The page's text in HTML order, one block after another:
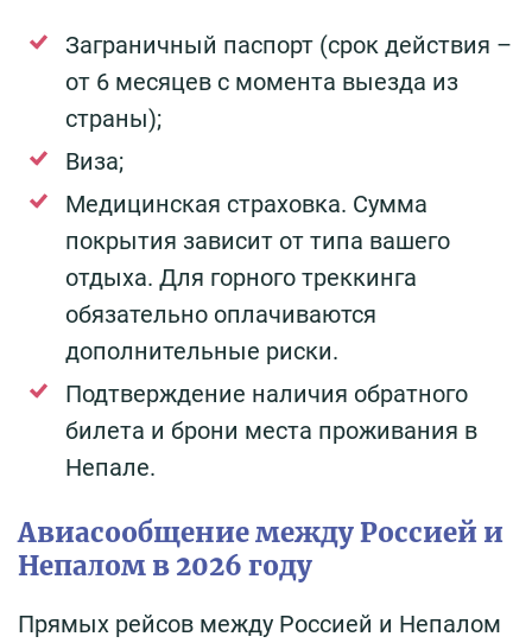
Заграничный паспорт (срок действия –
от 6 месяцев с момента выезда из
страны);
Виза;
Медицинская страховка. Сумма
покрытия зависит от типа вашего
отдыха. Для горного треккинга
обязательно оплачиваются
дополнительные риски.
Подтверждение наличия обратного
билета и брони места проживания в
Непале.
Авиасообщение между Россией и
Непалом в 2026 году
Прямых рейсов между Россией и Непалом